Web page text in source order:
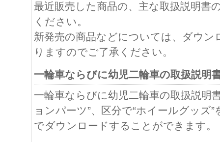
最近販売した商品の、主な取扱説明書
ください。
新発売の商品などについては、ダウ
りますのでご了承ください。
一輪車ならびに幼児二輪車の取扱説明
一輪車ならびに幼児二輪車の取扱説明
ョンパーツ”、区分で“ホイールグッズ
でダウンロードすることができます。